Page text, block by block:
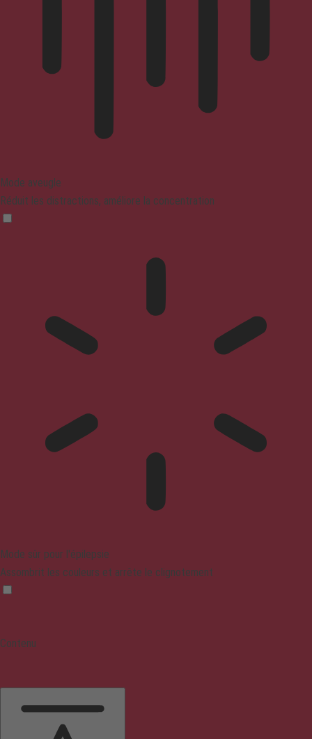
Mode aveugle
Réduit les distractions, améliore la concentration
Mode sûr pour l'épilepsie
Assombrit les couleurs et arrête le clignotement
Contenu